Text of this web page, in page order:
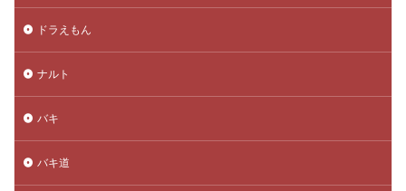
ドラえもん
ナルト
バキ
バキ道